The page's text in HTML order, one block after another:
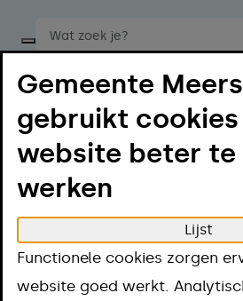
Start een spraakopdracht
Menu
Home Projecten
Gemeente
gebruikt cookies
website beter te
werken
Lijst
Functionele cookies zorgen
website goed werkt.